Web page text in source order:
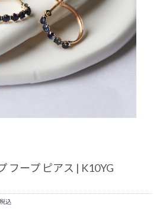
フープ ピアス | K10YG
税込